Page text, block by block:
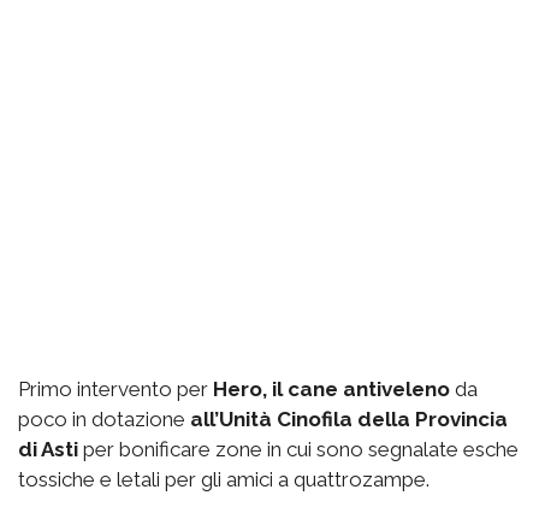
Primo intervento per Hero, il cane antiveleno da
poco in dotazione all’Unità Cinofila della Provincia
di Asti per bonificare zone in cui sono segnalate esche
tossiche e letali per gli amici a quattrozampe.